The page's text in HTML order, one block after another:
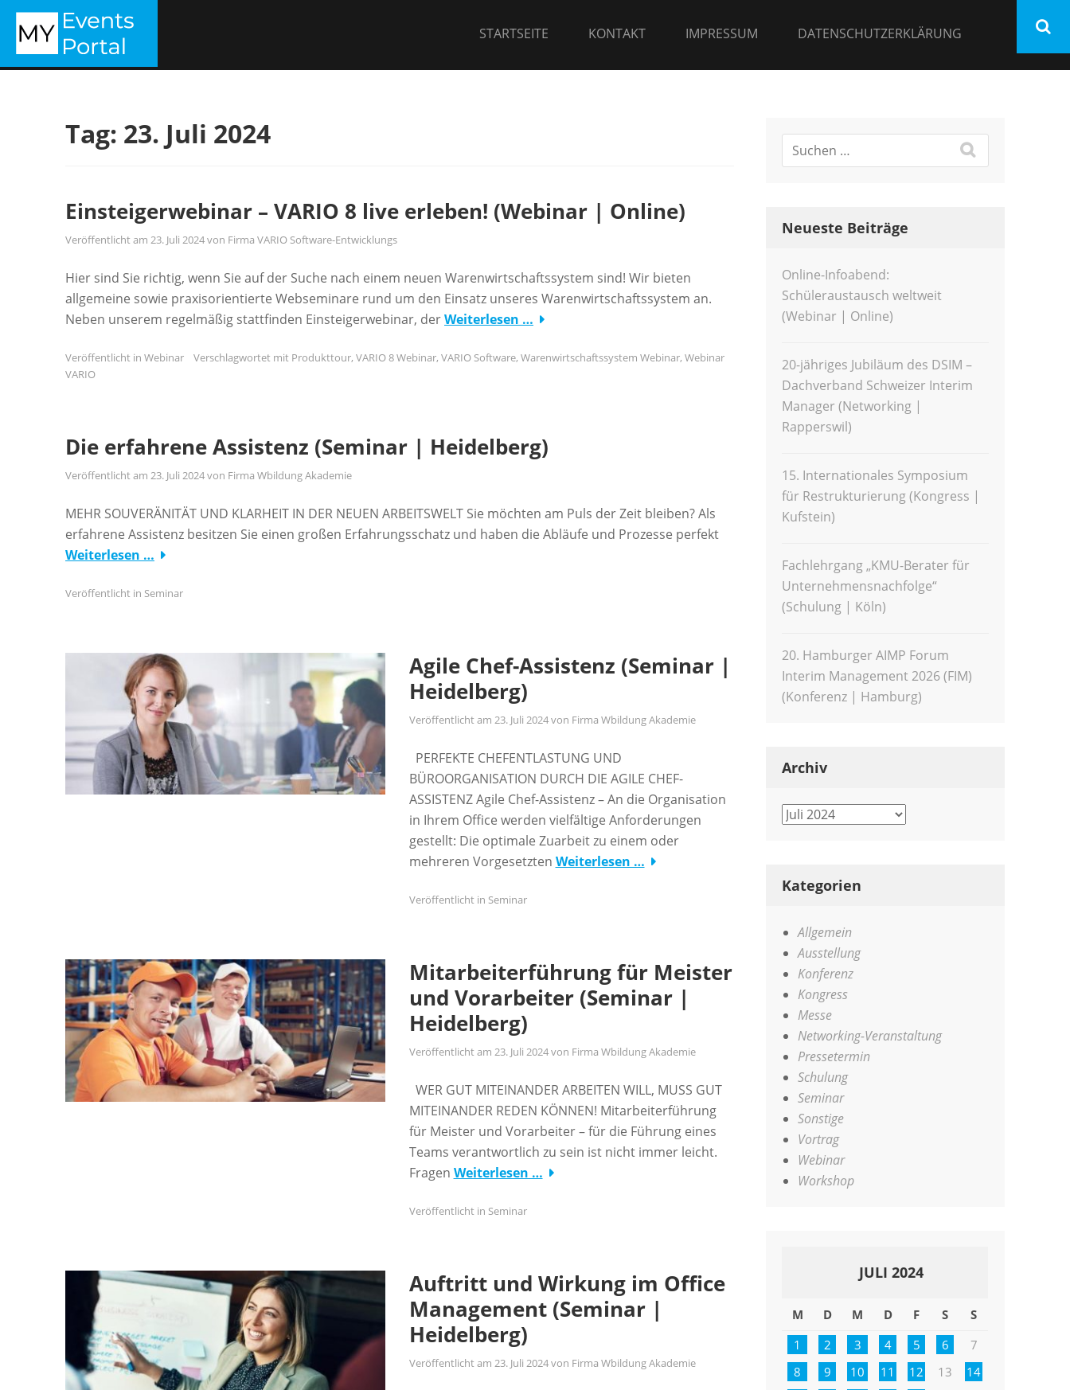
Zum
Inhalt
springen
STARTSEITE KONTAKT IMPRESSUM DATENSCHUTZERKLÄRUNG
Tag: 23. Juli 2024
Einsteigerwebinar – VARIO 8 live erleben! (Webinar | Online)
Veröffentlicht am 23. Juli 2024von Firma VARIO Software-Entwicklungs
Hier sind Sie richtig, wenn Sie auf der Suche nach einem neuen Warenwirtschaftssystem sind! Wir bieten
allgemeine sowie praxisorientierte Webseminare rund um den Einsatz unseres Warenwirtschaftssystem an.
Neben unserem regelmäßig stattfinden Einsteigerwebinar, derWeiterlesen …
Veröffentlicht in Webinar Verschlagwortet mit Produkttour, VARIO 8 Webinar, VARIO Software, Warenwirtschaftssystem Webinar, Webinar
VARIO
Die erfahrene Assistenz (Seminar | Heidelberg)
Veröffentlicht am 23. Juli 2024von Firma Wbildung Akademie
MEHR SOUVERÄNITÄT UND KLARHEIT IN DER NEUEN ARBEITSWELT Sie möchten am Puls der Zeit bleiben? Als
erfahrene Assistenz besitzen Sie einen großen Erfahrungsschatz und haben die Abläufe und Prozesse perfekt
Weiterlesen …
Veröffentlicht in Seminar
Agile Chef-Assistenz (Seminar |
Heidelberg)
Veröffentlicht am 23. Juli 2024von Firma Wbildung Akademie
PERFEKTE CHEFENTLASTUNG UND
BÜROORGANISATION DURCH DIE AGILE CHEF-
ASSISTENZ Agile Chef-Assistenz – An die Organisation
in Ihrem Office werden vielfältige Anforderungen
gestellt: Die optimale Zuarbeit zu einem oder
mehreren Vorgesetzten Weiterlesen …
Veröffentlicht in Seminar
Mitarbeiterführung für Meister
und Vorarbeiter (Seminar |
Heidelberg)
Veröffentlicht am 23. Juli 2024von Firma Wbildung Akademie
WER GUT MITEINANDER ARBEITEN WILL, MUSS GUT
MITEINANDER REDEN KÖNNEN! Mitarbeiterführung
für Meister und Vorarbeiter – für die Führung eines
Teams verantwortlich zu sein ist nicht immer leicht.
Fragen Weiterlesen …
Veröffentlicht in Seminar
Auftritt und Wirkung im Office
Management (Seminar |
Heidelberg)
Veröffentlicht am 23. Juli 2024von Firma Wbildung Akademie
Neueste Beiträge
Online-Infoabend:
Schüleraustausch weltweit
(Webinar | Online)
20-jähriges Jubiläum des DSIM –
Dachverband Schweizer Interim
Manager (Networking |
Rapperswil)
15. Internationales Symposium
für Restrukturierung (Kongress |
Kufstein)
Fachlehrgang „KMU-Berater für
Unternehmensnachfolge“
(Schulung | Köln)
20. Hamburger AIMP Forum
Interim Management 2026 (FIM)
(Konferenz | Hamburg)
Archiv
Archiv
Kategorien
Allgemein
Ausstellung
Konferenz
Kongress
Messe
Networking-Veranstaltung
Pressetermin
Schulung
Seminar
Sonstige
Vortrag
Webinar
Workshop
JULI 2024
M D M D F S
S
1
2 3 4 5 6
7
8
9 10 11 12 13
14